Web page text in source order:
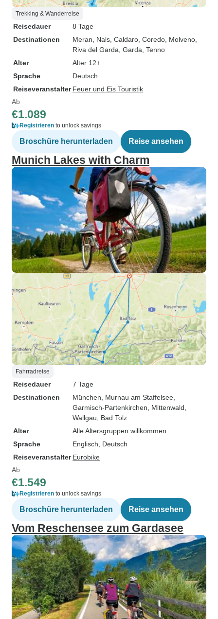
Trekking & Wanderreise
Reisedauer
8 Tage
Destinationen
Meran , Nals , Caldaro , Coredo , Molveno
Riva del Garda , Garda , Tenno
Alter
Alter 12+
Sprache
Deutsch
Reiseveranstalter Feuer und Eis Touristik
Ab
€1.089
Registrieren to unlock savings
Broschüre herunterladen Reise ansehen
Munich Lakes with Charm
Fahrradreise
Reisedauer
7 Tage
Destinationen
München , Murnau am Staffelsee
Garmisch-Partenkirchen , Mittenwald
Wallgau , Bad Tolz
Alter
Alle Altersgruppen willkommen
Sprache
Englisch, Deutsch
Reiseveranstalter Eurobike
Ab
€1.549
Registrieren to unlock savings
Broschüre herunterladen Reise ansehen
Vom Reschensee zum Gardasee